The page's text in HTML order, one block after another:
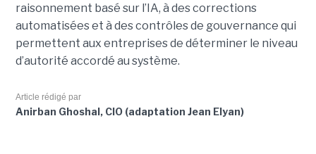
raisonnement basé sur l’IA, à des corrections
automatisées et à des contrôles de gouvernance qui
permettent aux entreprises de déterminer le niveau
d’autorité accordé au système.
Article rédigé par
Anirban Ghoshal, CIO (adaptation Jean Elyan)